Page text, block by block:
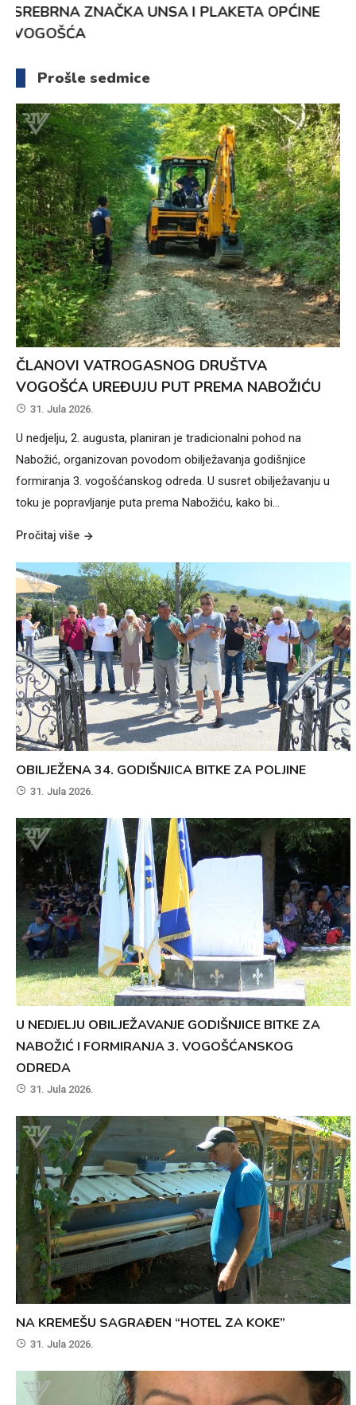
ODGAJA GENERACIJE
6. Augusta 2026.
Prošle sedmice
ČLANOVI VATROGASNOG DRUŠTVA
VOGOŠĆA UREĐUJU PUT PREMA NABOŽIĆU
31. Jula 2026.
U nedjelju, 2. augusta, planiran je tradicionalni pohod na
Nabožić, organizovan povodom obilježavanja godišnjice
formiranja 3. vogošćanskog odreda. U susret obilježavanju u
toku je popravljanje puta prema Nabožiću, kako bi…
Pročitaj više
OBILJEŽENA 34. GODIŠNJICA BITKE ZA POLJINE
31. Jula 2026.
U NEDJELJU OBILJEŽAVANJE GODIŠNJICE BITKE ZA
NABOŽIĆ I FORMIRANJA 3. VOGOŠĆANSKOG
ODREDA
31. Jula 2026.
NA KREMEŠU SAGRAĐEN “HOTEL ZA KOKE”
31. Jula 2026.